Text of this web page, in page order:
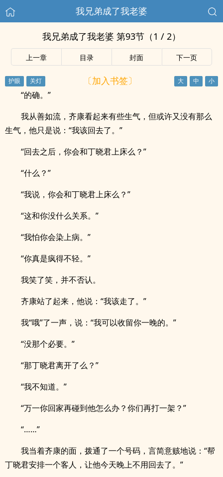
我兄弟成了我老婆
我兄弟成了我老婆 第93节（1 / 2）
上一章 目录 封面 下一页
〔加入书签〕
“的确。”
我从善如流，齐康看起来有些生气，但或许又没有那么
生气，他只是说：“我该回去了。”
“回去之后，你会和丁晓君上床么？”
“什么？”
“我说，你会和丁晓君上床么？”
“这和你没什么关系。”
“我怕你会染上病。”
“你真是疯得不轻。”
我笑了笑，并不否认。
齐康站了起来，他说：“我该走了。”
我“哦”了一声，说：“我可以收留你一晚的。”
“没那个必要。”
“那丁晓君离开了么？”
“我不知道。”
“万一你回家再碰到他怎么办？你们再打一架？”
“……”
我当着齐康的面，拨通了一个号码，言简意赅地说：“帮
丁晓君安排一个客人，让他今天晚上不用回去了。”